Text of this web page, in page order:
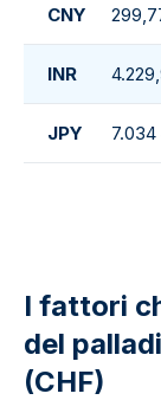
CNY
INR
JPY
I fattori
del
(CHF)